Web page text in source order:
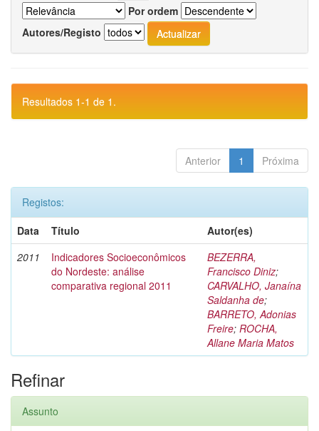
Por ordem
Autores/Registo
Resultados 1-1 de 1.
Anterior 1 Próxima
Registos:
Data
Título
Autor(es)
2011
Indicadores Socioeconômicos
do Nordeste: análise
comparativa regional 2011
BEZERRA,
Francisco Diniz;
CARVALHO, Janaína
Saldanha de;
BARRETO, Adonias
Freire; ROCHA,
Allane Maria Matos
Refinar
Assunto